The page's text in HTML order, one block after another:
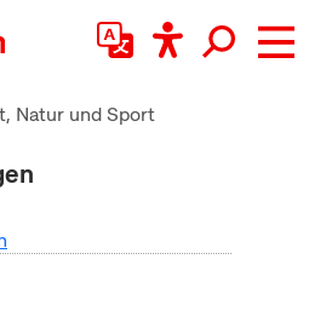
Natur und Sport